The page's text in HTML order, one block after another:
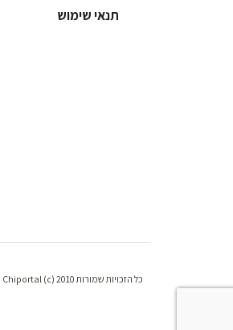
תנאי שימוש
כל הזכויות שמורות Chiportal (c) 2010